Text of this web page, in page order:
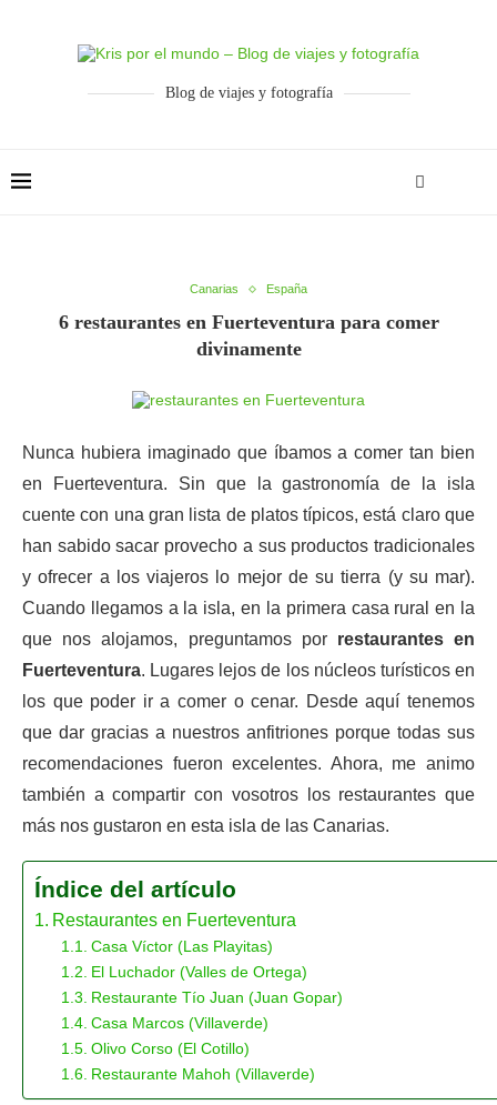
Blog de viajes y fotografía
Canarias España
6 restaurantes en Fuerteventura para comer
divinamente
Nunca hubiera imaginado que íbamos a comer tan bien
en Fuerteventura. Sin que la gastronomía de la isla
cuente con una gran lista de platos típicos, está claro que
han sabido sacar provecho a sus productos tradicionales
y ofrecer a los viajeros lo mejor de su tierra (y su mar).
Cuando llegamos a la isla, en la primera casa rural en la
que nos alojamos, preguntamos por restaurantes en
Fuerteventura. Lugares lejos de los núcleos turísticos en
los que poder ir a comer o cenar. Desde aquí tenemos
que dar gracias a nuestros anfitriones porque todas sus
recomendaciones fueron excelentes. Ahora, me animo
también a compartir con vosotros los restaurantes que
más nos gustaron en esta isla de las Canarias.
Índice del artículo
Restaurantes en Fuerteventura
Casa Víctor (Las Playitas)
El Luchador (Valles de Ortega)
Restaurante Tío Juan (Juan Gopar)
Casa Marcos (Villaverde)
Olivo Corso (El Cotillo)
Restaurante Mahoh (Villaverde)